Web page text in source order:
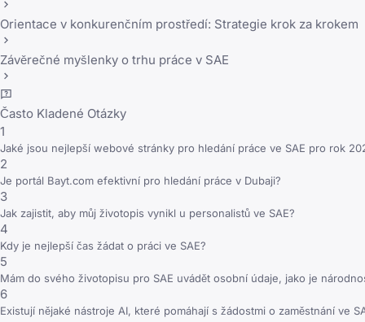
Orientace v konkurenčním prostředí: Strategie krok za krokem
Závěrečné myšlenky o trhu práce v SAE
Často Kladené Otázky
1
Jaké jsou nejlepší webové stránky pro hledání práce ve SAE pro rok
2
Je portál Bayt.com efektivní pro hledání práce v Dubaji?
3
Jak zajistit, aby můj životopis vynikl u personalistů ve SAE?
4
Kdy je nejlepší čas žádat o práci ve SAE?
5
Mám do svého životopisu pro SAE uvádět osobní údaje, jako je
6
Existují nějaké nástroje AI, které pomáhají s žádostmi o zaměstnání ve